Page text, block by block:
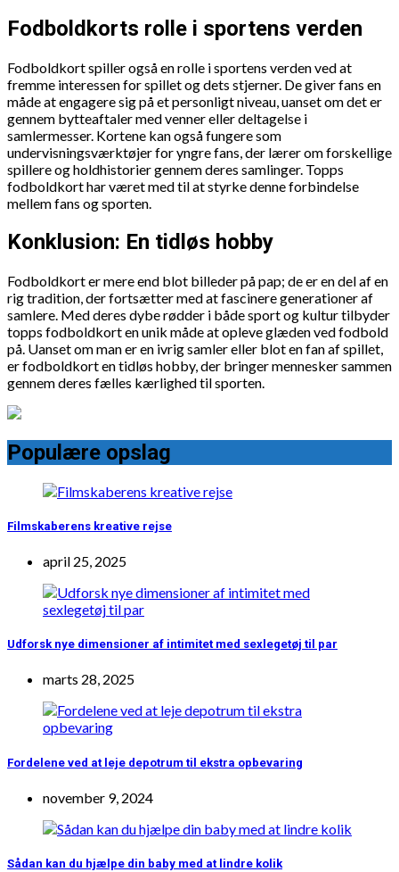
Fodboldkorts rolle i sportens verden
Fodboldkort spiller også en rolle i sportens verden ved at
fremme interessen for spillet og dets stjerner. De giver fans en
måde at engagere sig på et personligt niveau, uanset om det er
gennem bytteaftaler med venner eller deltagelse i
samlermesser. Kortene kan også fungere som
undervisningsværktøjer for yngre fans, der lærer om forskellige
spillere og holdhistorier gennem deres samlinger. Topps
fodboldkort har været med til at styrke denne forbindelse
mellem fans og sporten.
Konklusion: En tidløs hobby
Fodboldkort er mere end blot billeder på pap; de er en del af en
rig tradition, der fortsætter med at fascinere generationer af
samlere. Med deres dybe rødder i både sport og kultur tilbyder
topps fodboldkort en unik måde at opleve glæden ved fodbold
på. Uanset om man er en ivrig samler eller blot en fan af spillet,
er fodboldkort en tidløs hobby, der bringer mennesker sammen
gennem deres fælles kærlighed til sporten.
Populære opslag
Filmskaberens kreative rejse
april 25, 2025
Udforsk nye dimensioner af intimitet med sexlegetøj til par
marts 28, 2025
Fordelene ved at leje depotrum til ekstra opbevaring
november 9, 2024
Sådan kan du hjælpe din baby med at lindre kolik